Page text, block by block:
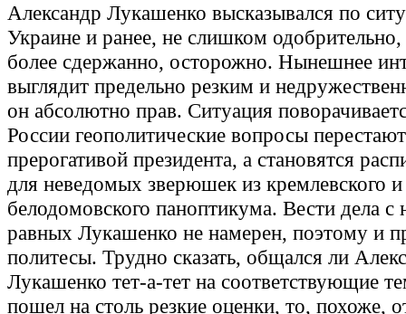
Александр Лукашенко высказывался по
Украине и ранее, не слишком одобрительно,
более сдержанно, осторожно. Нынешнее
выглядит предельно резким и
он абсолютно прав. Ситуация
России геополитические вопросы
прерогативой президента, а становятся
для неведомых зверюшек из кремлевского и
белодомовского паноптикума. Вести дела с
равных Лукашенко не намерен, поэтому и
политесы. Трудно сказать, общался ли
Лукашенко тет-а-тет на соответствующие
пошел на столь резкие оценки, то, похоже,